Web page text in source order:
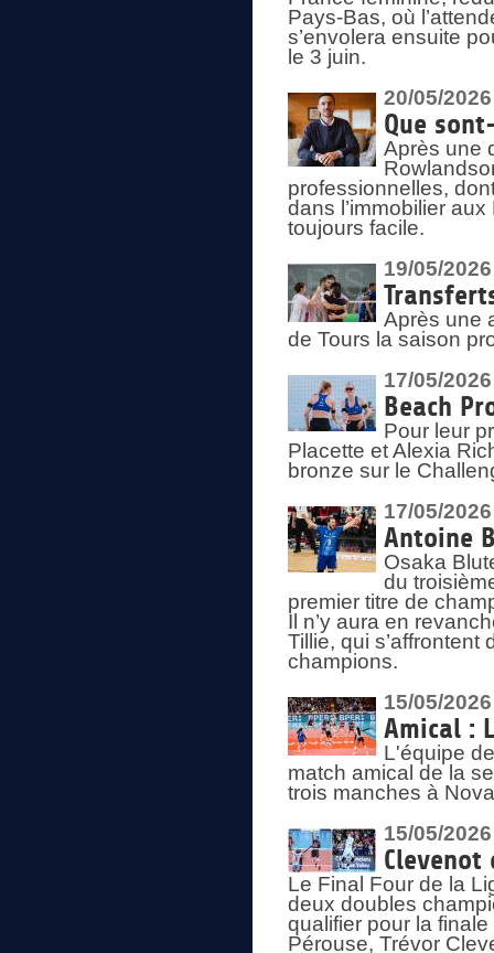
Pays-Bas, où
s’envolera ensuite
le 3 juin.
20/05/2026
Que
Après une
professionnelles,
dans l’immobilier
toujours facile.
19/05/2026
Après une
de Tours la saison
17/05/2026
Beach
Pour leur
Placette et Alexia
bronze sur le
17/05/2026
Antoine
Osaka
du
premier titre de
Il n’y aura en
Tillie, qui
champions.
15/05/2026
Amical :
L'équipe
match amical de la
trois manches à
15/05/2026
Le Final Four de la
deux doubles
qualifier pour la
Pérouse, Trévor